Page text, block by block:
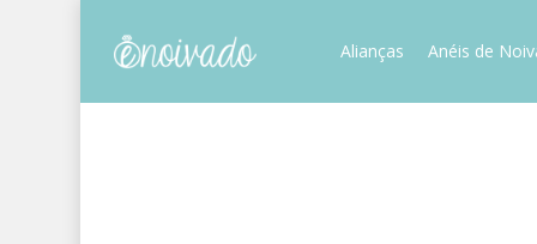
Alianças Anéis de